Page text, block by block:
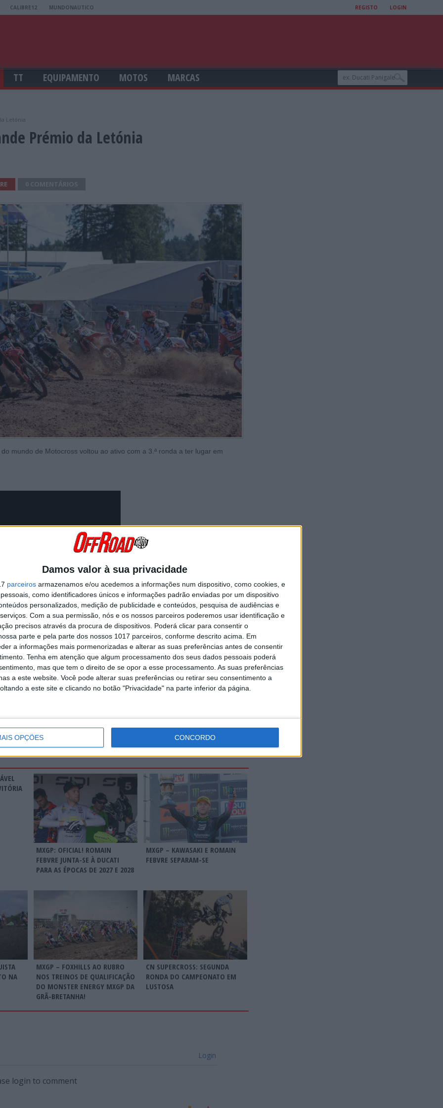
Damos valor à sua privacidade
parceiros armazenamos e/ou acedemos a informações num dispositivo, como cookies, e
como identificadores únicos e informações padrão enviadas por um dispositivo
personalizados, medição de publicidade e conteúdos, pesquisa de audiências e
Com a sua permissão, nós e os nossos parceiros poderemos usar identificação e
precisos através da procura de dispositivos. Poderá clicar para consentir o
parte e pela parte dos nossos 1017 parceiros, conforme descrito acima. Em
a informações mais pormenorizadas e alterar as suas preferências antes de consentir
Tenha em atenção que algum processamento dos seus dados pessoais poderá
mas que tem o direito de se opor a esse processamento. As suas preferências
a este website. Você pode alterar suas preferências ou retirar seu consentimento a
a este site e clicando no botão "Privacidade" na parte inferior da página.
OPÇÕES CONCORDO
CALIBRE12 MUNDONAUTICO REGISTO LOGIN
TT EQUIPAMENTO MOTOS MARCAS
Letónia
Prémio da Letónia
mundo de Motocross voltou ao ativo com a 3.ª ronda a ter lugar em
Continuar a ler
MXGP: OFICIAL! ROMAIN
FEBVRE JUNTA-SE À DUCATI
PARA AS ÉPOCAS DE 2027 E 2028
MXGP – KAWASAKI E ROMAIN
FEBVRE SEPARAM-SE
NA
MXGP – FOXHILLS AO RUBRO
NOS TREINOS DE QUALIFICAÇÃO
DO MONSTER ENERGY MXGP DA
GRÃ-BRETANHA!
CN SUPERCROSS: SEGUNDA
RONDA DO CAMPEONATO EM
LUSTOSA
Login
login to comment